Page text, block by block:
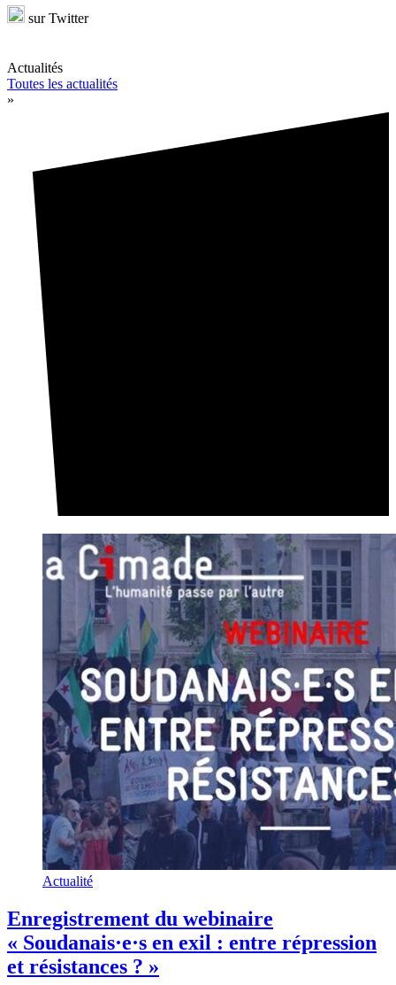
sur Twitter
Actualités
Toutes les actualités
»
Actualité
Enregistrement du webinaire
« Soudanais·e·s en exil : entre répression
et résistances ? »